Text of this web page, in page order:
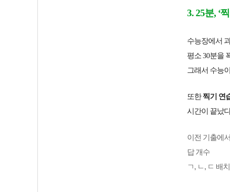
3. 25분, ‘
수능장에서
평소 30분을
그래서 수능
또한찍기 연
시간이 끝났
이전 기출에
답 개수
ㄱ, ㄴ, ㄷ 배치